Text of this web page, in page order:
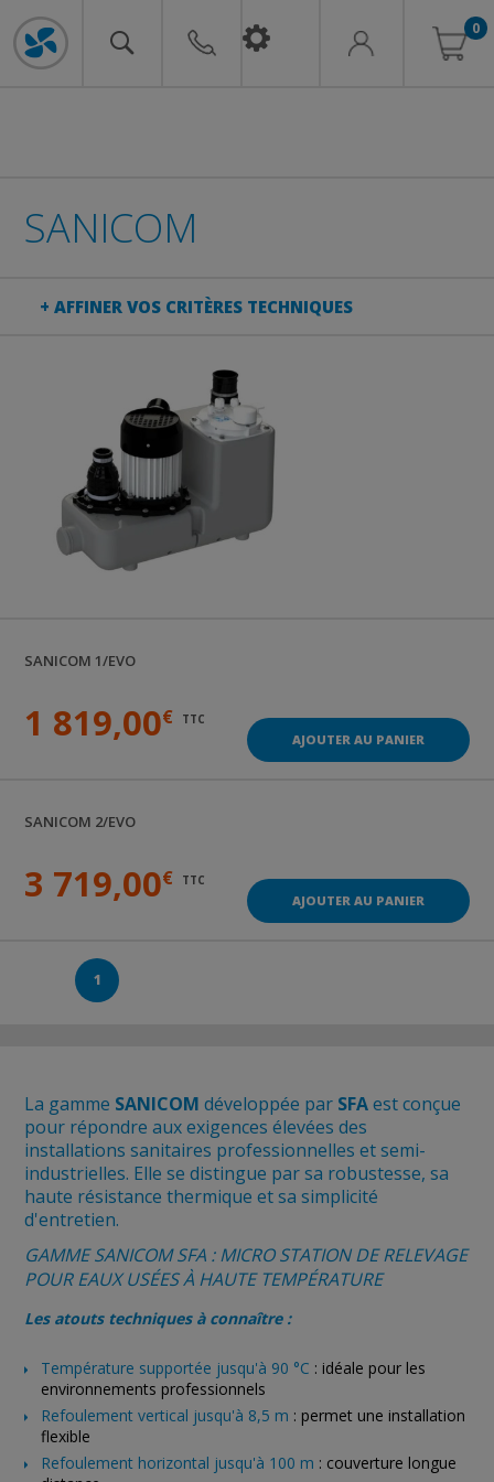
0
SANICOM
+ AFFINER VOS CRITÈRES TECHNIQUES
SANICOM 1/EVO
1 819,00€ TTC
AJOUTER AU PANIER
SANICOM 2/EVO
3 719,00€ TTC
AJOUTER AU PANIER
1
La gamme SANICOM développée par SFAest conçue
pour répondre aux exigences élevées des
installations sanitaires professionnelles et semi-
industrielles. Elle se distingue par sa robustesse, sa
haute résistance thermique et sa simplicité
d'entretien.
GAMME SANICOM SFA : MICRO STATION DE RELEVAGE
POUR EAUX USÉES À HAUTE TEMPÉRATURE
Les atouts techniques à connaître :
Température supportée jusqu'à 90 °C : idéale pour les
environnements professionnels
Refoulement vertical jusqu'à 8,5 m : permet une installation
flexible
Refoulement horizontal jusqu'à 100 m : couverture longue